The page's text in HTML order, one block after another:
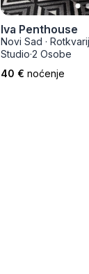
Iva Penthouse
Novi Sad ·
Studio·2 Osobe
40 € noćenje